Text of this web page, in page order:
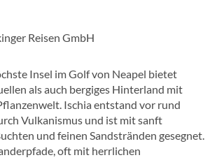
Reisen GmbH
Insel im Golf von Neapel bietet
als auch bergiges Hinterland mit
Ischia entstand vor rund
Vulkanismus und ist mit sanft
und feinen Sandstränden gesegnet.
oft mit herrlichen